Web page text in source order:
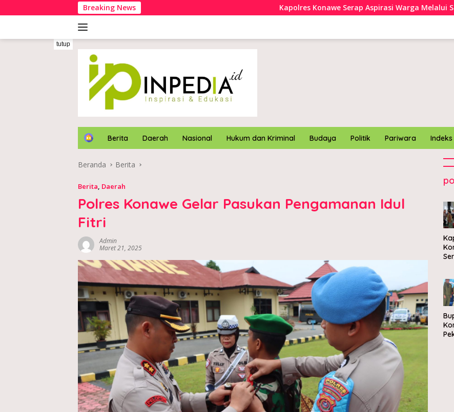
ke
Breaking News Kapolres Konawe Serap Aspirasi Warga Melalui Safari Kamtibmas
tutup
H
e
Berita Daerah Nasional Hukum dan Kriminal Budaya Politik Pariwara Indeks
Beranda Berita
Berita, Daerah
Polres Konawe Gelar Pasukan Pengamanan Idul
Fitri
Admin
Maret 21, 2025